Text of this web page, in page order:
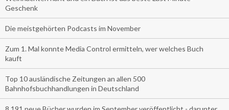
Geschenk
Die meistgehörten Podcasts im November
Zum 1. Mal konnte Media Control ermitteln, wer welches Buch
kauft
Top 10 ausländische Zeitungen an allen 500
Bahnhofsbuchhandlungen in Deutschland